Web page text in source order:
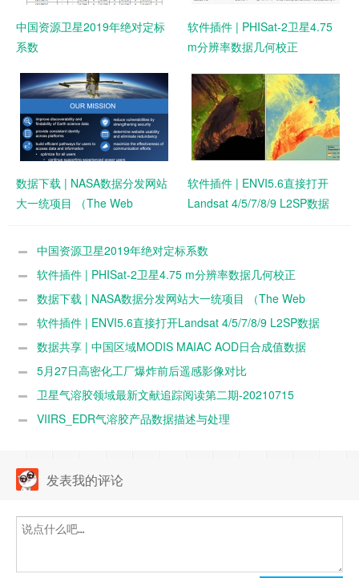
中国资源卫星2019年绝对定标
系数
软件插件 | PHISat-2卫星4.75
m分辨率数据几何校正
数据下载 | NASA数据分发网站
大一统项目 （The Web
软件插件 | ENVI5.6直接打开
Landsat 4/5/7/8/9 L2SP数据
中国资源卫星2019年绝对定标系数
软件插件 | PHISat-2卫星4.75 m分辨率数据几何校正
数据下载 | NASA数据分发网站大一统项目 （The Web
Unification Project）
软件插件 | ENVI5.6直接打开Landsat 4/5/7/8/9 L2SP数据
数据共享 | 中国区域MODIS MAIAC AOD日合成值数据
（GridMAIACAODChina）数据特性和使用说明
5月27日高密化工厂爆炸前后遥感影像对比
卫星气溶胶领域最新文献追踪阅读第二期-20210715
VIIRS_EDR气溶胶产品数据描述与处理
发表我的评论